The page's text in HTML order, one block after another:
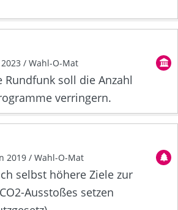
/ Wahl-O-Mat
Rundfunk soll die Anzahl
verringern.
2019 / Wahl-O-Mat
selbst höhere Ziele zur
Ausstoßes setzen